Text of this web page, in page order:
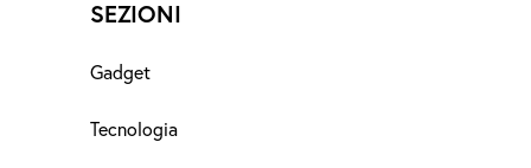
SEZIONI
Gadget
Tecnologia